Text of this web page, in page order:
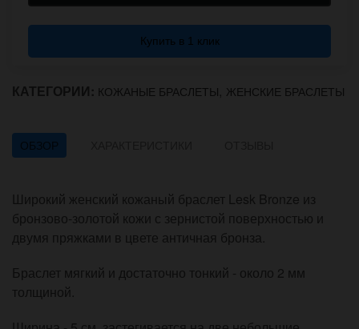
Купить в 1 клик
КАТЕГОРИИ: КОЖАНЫЕ БРАСЛЕТЫ, ЖЕНСКИЕ БРАСЛЕТЫ
ОБЗОР
Широкий женский кожаный браслет Lesk Bronze из
бронзово-золотой кожи с зернистой поверхностью и
двумя пряжками в цвете античная бронза.
Браслет мягкий и достаточно тонкий - около 2 мм
толщиной.